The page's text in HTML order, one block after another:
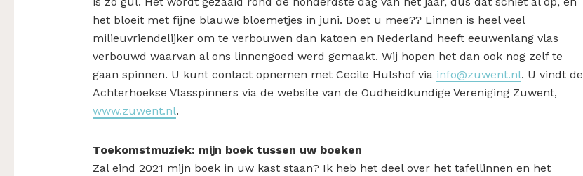
het bloeit met fijne blauwe bloemetjes in juni. Doet u mee?? Linnen is heel veel
milieuvriendelijker om te verbouwen dan katoen en Nederland heeft eeuwenlang vlas
verbouwd waarvan al ons linnengoed werd gemaakt. Wij hopen het dan ook nog zelf te
gaan spinnen. U kunt contact opnemen met Cecile Hulshof via info@zuwent.nl. U vindt de
Achterhoekse Vlasspinners via de website van de Oudheidkundige Vereniging Zuwent,
www.zuwent.nl.
Toekomstmuziek: mijn boek tussen uw boeken
Zal eind 2021 mijn boek in uw kast staan? Ik heb het deel over het tafellinnen en het